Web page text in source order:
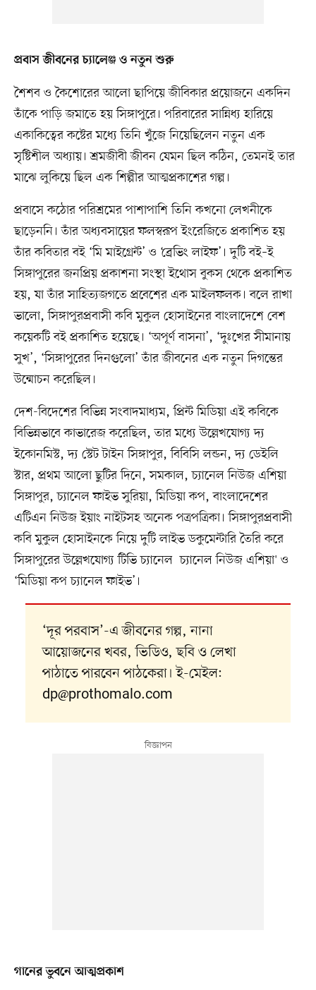
প্রবাস জীবনের চ্যালেঞ্জ ও নতুন শুরু
শৈশব ও কৈশোরের আলো ছাপিয়ে জীবিকার প্রয়োজনে একদিন
তাঁকে পাড়ি জমাতে হয় সিঙ্গাপুরে। পরিবারের সান্নিধ্য হারিয়ে
একাকিত্বের কষ্টের মধ্যে তিনি খুঁজে নিয়েছিলেন নতুন এক
সৃষ্টিশীল অধ্যায়। শ্রমজীবী জীবন যেমন ছিল কঠিন, তেমনই তার
মাঝে লুকিয়ে ছিল এক শিল্পীর আত্মপ্রকাশের গল্প।
প্রবাসে কঠোর পরিশ্রমের পাশাপাশি তিনি কখনো লেখনীকে
ছাড়েননি। তাঁর অধ্যবসায়ের ফলস্বরূপ ইংরেজিতে প্রকাশিত হয়
তাঁর কবিতার বই ‘মি মাইগ্রেন্ট’ ও ‘ব্রেভিং লাইফ’। দুটি বই–ই
সিঙ্গাপুরের জনপ্রিয় প্রকাশনা সংস্থা ইথোস বুকস থেকে প্রকাশিত
হয়, যা তাঁর সাহিত্যজগতে প্রবেশের এক মাইলফলক। বলে রাখা
ভালো, সিঙ্গাপুরপ্রবাসী কবি মুকুল হোসাইনের বাংলাদেশে বেশ
কয়েকটি বই প্রকাশিত হয়েছে। ‘অপূর্ণ বাসনা’, ‘দুঃখের সীমানায়
সুখ’, ‘সিঙ্গাপুরের দিনগুলো’ তাঁর জীবনের এক নতুন দিগন্তের
উন্মোচন করেছিল।
দেশ-বিদেশের বিভিন্ন সংবাদমাধ্যম, প্রিন্ট মিডিয়া এই কবিকে
বিভিন্নভাবে কাভারেজ করেছিল, তার মধ্যে উল্লেখযোগ্য দ্য
ইকোনমিস্ট, দ্য স্টেট টাইন সিঙ্গাপুর, বিবিসি লন্ডন, দ্য ডেইলি
স্টার, প্রথম আলো ছুটির দিনে, সমকাল, চ্যানেল নিউজ এশিয়া
সিঙ্গাপুর, চ্যানেল ফাইভ সুরিয়া, মিডিয়া কপ, বাংলাদেশের
এটিএন নিউজ ইয়াং নাইটসহ অনেক পত্রপত্রিকা। সিঙ্গাপুরপ্রবাসী
কবি মুকুল হোসাইনকে নিয়ে দুটি লাইভ ডকুমেন্টারি তৈরি করে
সিঙ্গাপুরের উল্লেখযোগ্য টিভি চ্যানেল `চ্যানেল নিউজ এশিয়া' ও
‘মিডিয়া কপ চ্যানেল ফাইভ’।
‘দূর পরবাস’-এ জীবনের গল্প, নানা
আয়োজনের খবর, ভিডিও, ছবি ও লেখা
পাঠাতে পারবেন পাঠকেরা। ই-মেইল:
dp@prothomalo.com
গানের ভুবনে আত্মপ্রকাশ